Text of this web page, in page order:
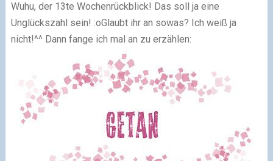
Wuhu, der 13te Wochenrückblick! Das soll ja eine
Unglückszahl sein! :oGlaubt ihr an sowas? Ich weiß ja
nicht!^^ Dann fange ich mal an zu erzählen: